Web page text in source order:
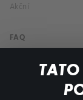
Akční
FAQ
Můj účet
Důležité odkazy